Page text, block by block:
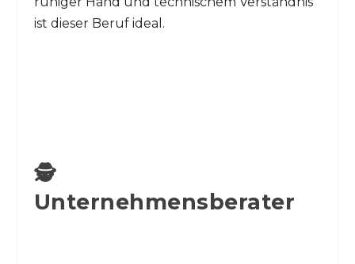
ist dieser Beruf ideal.
🕵️
Unternehmensberater